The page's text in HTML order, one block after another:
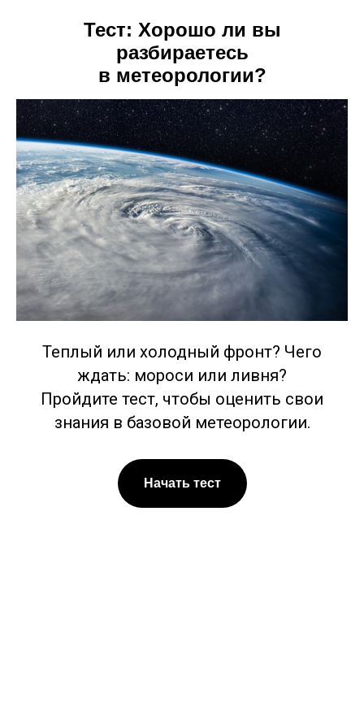
Тест: Хорошо ли вы
разбираетесь
в метеорологии?
Теплый или холодный фронт? Чего
ждать: мороси или ливня?
Пройдите тест, чтобы оценить свои
знания в базовой метеорологии.
Начать тест